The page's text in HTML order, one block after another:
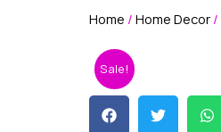
Home / Home Decor
Sale!